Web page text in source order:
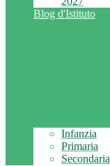
Blog d'Istituto
Infanzia
Primaria
Secondaria